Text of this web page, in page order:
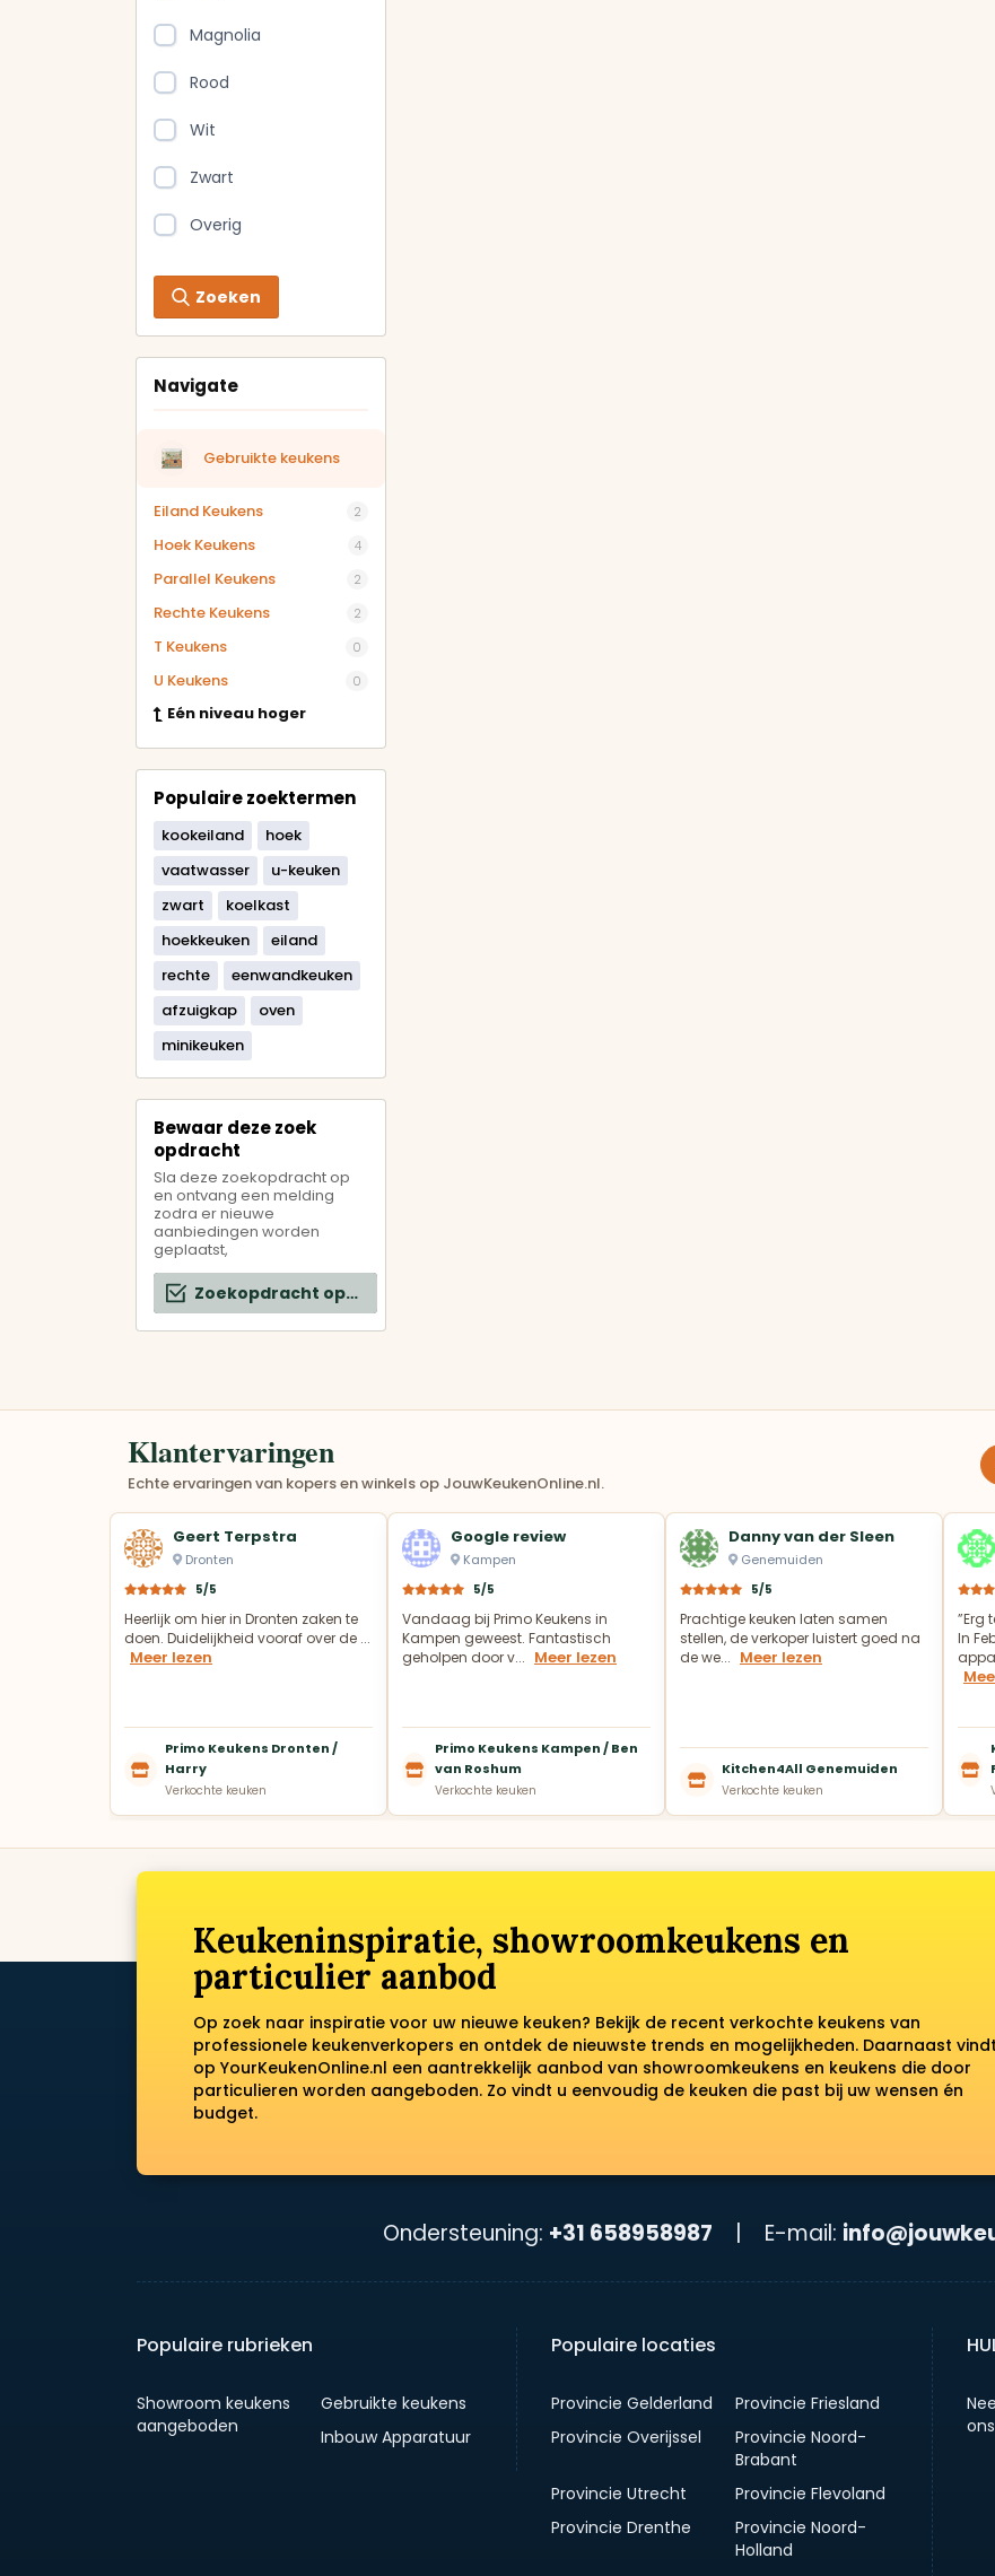
Magnolia
Rood
Wit
Zwart
Overig
Zoeken
Navigate
Gebruikte keukens
Eiland Keukens 2
Hoek Keukens 4
Parallel Keukens 2
Rechte Keukens 2
T Keukens 0
U Keukens 0
Eén niveau hoger
Populaire zoektermen
kookeiland
hoek
vaatwasser
u-keuken
zwart
koelkast
hoekkeuken
eiland
rechte
eenwandkeuken
afzuigkap
oven
minikeuken
Bewaar deze zoek
opdracht
Sla deze zoekopdracht op
en ontvang een melding
zodra er nieuwe
aanbiedingen worden
geplaatst,
Zoekopdracht opslaan
Klantervaringen
Echte ervaringen van kopers en winkels op JouwKeukenOnline.nl.
Geert Terpstra
Dronten
5/5
Heerlijk om hier in Dronten zaken te
doen. Duidelijkheid vooraf over de ...
Meer lezen
Primo Keukens Dronten /
Harry
Verkochte keuken
Google review
Kampen
5/5
Vandaag bij Primo Keukens in
Kampen geweest. Fantastisch
geholpen door v... Meer lezen
Primo Keukens Kampen / Ben
van Roshum
Verkochte keuken
Danny van der Sleen
Genemuiden
5/5
Prachtige keuken laten samen
stellen, de verkoper luistert goed na
de we... Meer lezen
Kitchen4All Genemuiden
Verkochte keuken
”Erg
In
Keukeninspiratie, showroomkeukens en
particulier aanbod
Op zoek naar inspiratie voor uw nieuwe keuken? Bekijk de recent verkochte keukens van
professionele keukenverkopers en ontdek de nieuwste trends en mogelijkheden. Daarnaast
op YourKeukenOnline.nl een aantrekkelijk aanbod van showroomkeukens en keukens die door
particulieren worden aangeboden. Zo vindt u eenvoudig de keuken die past bij uw wensen én
budget.
Ondersteuning: +31 658958987 E-mail:
Populaire rubrieken
Showroom keukens
aangeboden
Gebruikte keukens
Inbouw Apparatuur
Populaire locaties
Provincie Gelderland
Provincie Friesland
Provincie Overijssel
Provincie Noord-
Brabant
Provincie Utrecht
Provincie Flevoland
Provincie Drenthe
Provincie Noord-
Holland